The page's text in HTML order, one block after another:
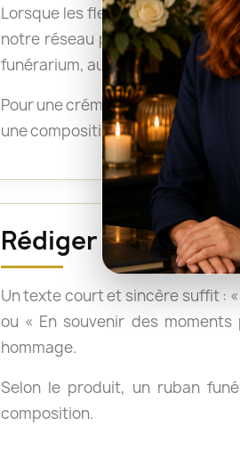
Lorsque les fleurs doivent être
notre réseau peut ainsi
funérarium, aux pompes
Pour une crémation, les
une composition montée sur
Rédiger un
Un texte court et sincère suffit :
ou « En souvenir des
hommage.
Selon le produit, un ruban
composition.